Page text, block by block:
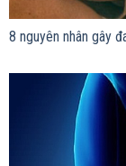
8 nguyên nhân gây